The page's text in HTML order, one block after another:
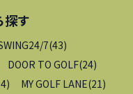
探す
7(43)
DOOR TO GOLF(24)
) MY GOLF LANE(21)